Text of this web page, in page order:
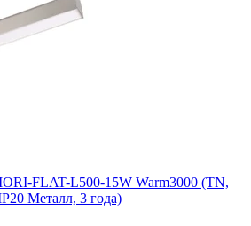
FLAT-L500-15W Warm3000 (TN,
Металл, 3 года)